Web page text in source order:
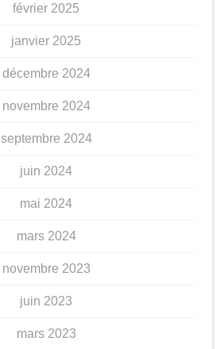
février 2025
janvier 2025
décembre 2024
novembre 2024
septembre 2024
juin 2024
mai 2024
mars 2024
novembre 2023
juin 2023
mars 2023